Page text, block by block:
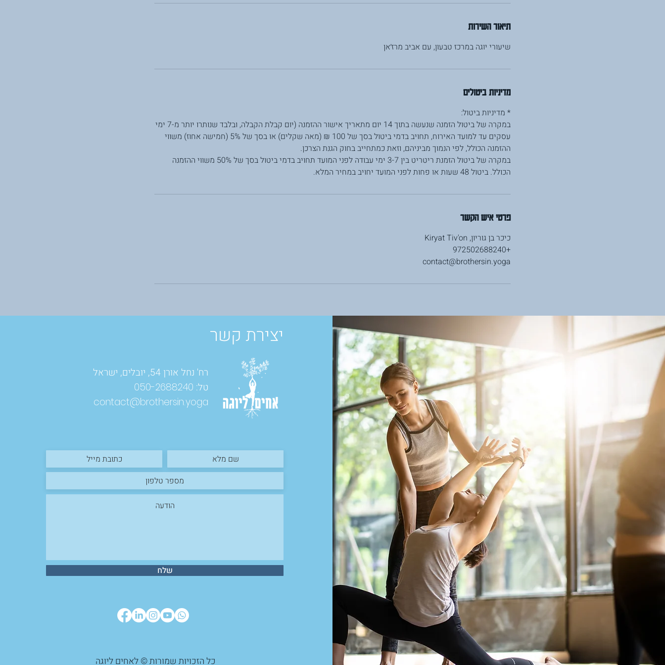
תיאור השירות
שיעורי יוגה במרכז טבעון, עם אביב מרז׳אן
מדיניות ביטולים
במקרה של ביטול הזמנה שנעשה בתוך 14 יום מתאריך אישור ההזמנה (יום קבלת הקבלה, ובלבד שנותרו יותר מ-7 ימי
עסקים עד למועד האירוח, תחויב בדמי ביטול בסך של 100 ₪ (מאה שקלים) או בסך של 5% (חמישה אחוז) משווי
במקרה של ביטול הזמנת ריטריט בין 3-7 ימי עבודה לפני המועד תחויב בדמי ביטול בסך של 50% משווי ההזמנה
הכולל. ביטול 48 שעות או פחות לפני המועד יחויב במחיר המלא.
פרטי איש הקשר
כיכר בן גוריון, Kiryat Tiv'on
+972502688240
contact@brothersin.yoga
יצירת קשר
רח' נחל אורן 54, יובלים, ישראל
טל: 050-2688240
contact@brothersin.yoga
שלח
כל הזכויות שמורות © לאחים ליוגה